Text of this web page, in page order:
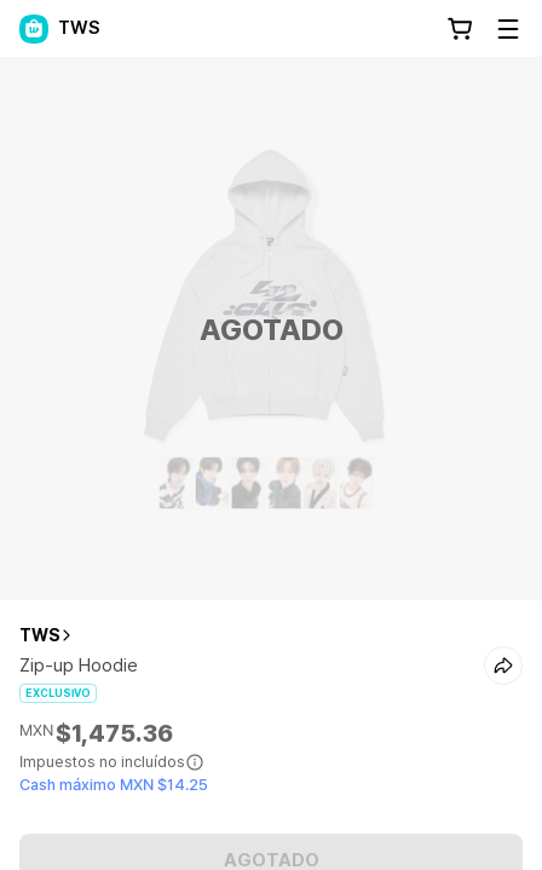
TWS
AGOTADO
TWS
Zip-up Hoodie
EXCLUSIVO
MXN$1,475.36
Impuestos no incluídos
Cash máximo MXN $14.25
AGOTADO